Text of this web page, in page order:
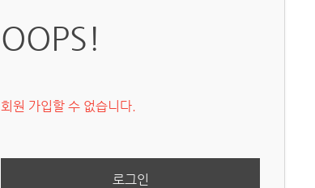
OOPS!
회원 가입할 수 없습니다.
로그인